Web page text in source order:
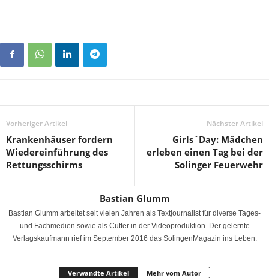
Vorheriger Artikel
Krankenhäuser fordern
Wiedereinführung des
Rettungsschirms
Nächster Artikel
Girls´Day: Mädchen
erleben einen Tag bei der
Solinger Feuerwehr
Bastian Glumm
Bastian Glumm arbeitet seit vielen Jahren als Textjournalist für diverse Tages-
und Fachmedien sowie als Cutter in der Videoproduktion. Der gelernte
Verlagskaufmann rief im September 2016 das SolingenMagazin ins Leben.
Verwandte Artikel Mehr vom Autor